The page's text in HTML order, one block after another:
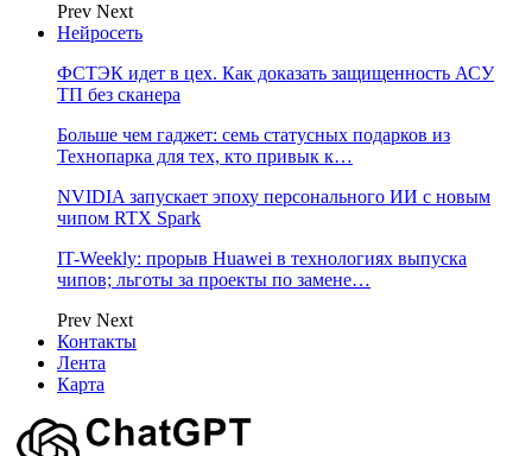
Prev Next
Нейросеть
ФСТЭК идет в цех. Как доказать защищенность АСУ
ТП без сканера
Больше чем гаджет: семь статусных подарков из
Технопарка для тех, кто привык к…
NVIDIA запускает эпоху персонального ИИ с новым
чипом RTX Spark
IT-Weekly: прорыв Huawei в технологиях выпуска
чипов; льготы за проекты по замене…
Prev Next
Контакты
Лента
Карта